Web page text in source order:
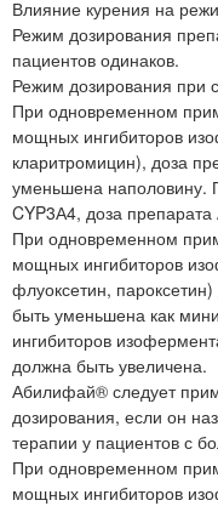
Влияние курения на
Режим дозирования
пациентов одинаков.
Режим дозирования при
При одновременном
мощных ингибиторов
кларитромицин), доза
уменьшена наполовину.
CYP3А4, доза
При одновременном
мощных ингибиторов
флуоксетин,
быть уменьшена как
ингибиторов
должна быть увеличена.
Абилифай® следует
дозирования, если он
терапии у пациентов с
При одновременном
мощных ингибиторов